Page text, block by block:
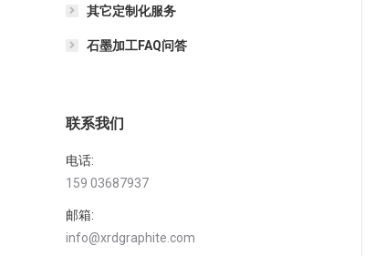
其它定制化服务
石墨加工FAQ问答
联系我们
电话:
159 03687937
邮箱:
info@xrdgraphite.com